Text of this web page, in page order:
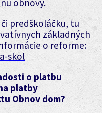
obnovy.
predškoláčku, tu
základných
o reforme:
skol
o platbu
platby
Obnov dom?